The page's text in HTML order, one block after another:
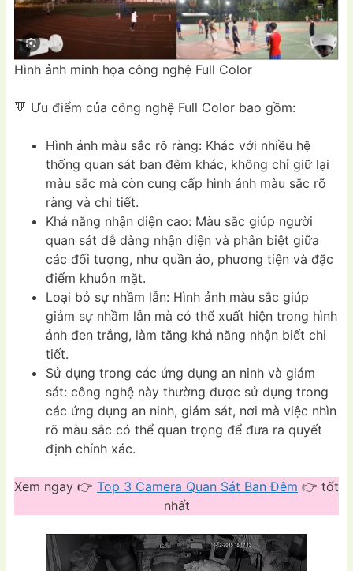
Hình ảnh minh họa công nghệ Full Color
🔻 Ưu điểm của công nghệ Full Color bao gồm:
Hình ảnh màu sắc rõ ràng: Khác với nhiều hệ
thống quan sát ban đêm khác, không chỉ giữ lại
màu sắc mà còn cung cấp hình ảnh màu sắc rõ
ràng và chi tiết.
Khả năng nhận diện cao: Màu sắc giúp người
quan sát dễ dàng nhận diện và phân biệt giữa
các đối tượng, như quần áo, phương tiện và đặc
điểm khuôn mặt.
Loại bỏ sự nhầm lẫn: Hình ảnh màu sắc giúp
giảm sự nhầm lẫn mà có thể xuất hiện trong hình
ảnh đen trắng, làm tăng khả năng nhận biết chi
tiết.
Sử dụng trong các ứng dụng an ninh và giám
sát: công nghệ này thường được sử dụng trong
các ứng dụng an ninh, giám sát, nơi mà việc nhìn
rõ màu sắc có thể quan trọng để đưa ra quyết
định chính xác.
Xem ngay 👉 Top 3 Camera Quan Sát Ban Đêm 👉 tốt
nhất